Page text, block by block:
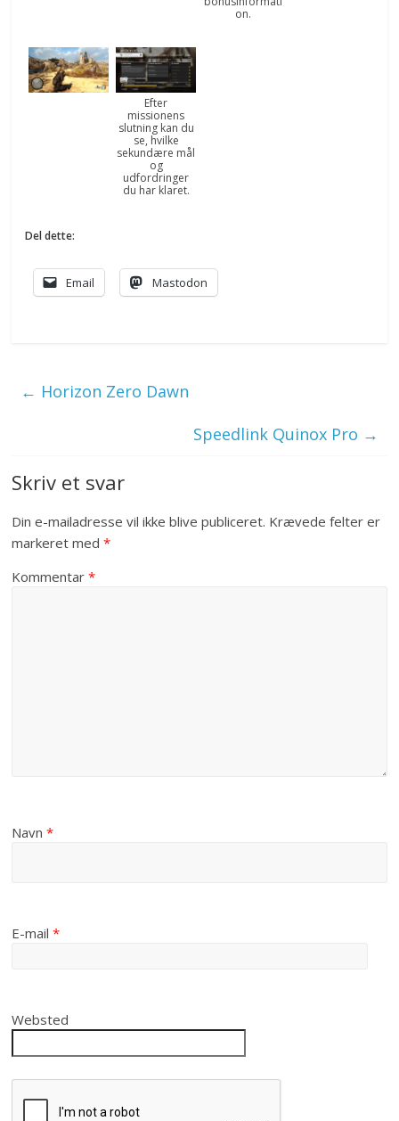
on.
Efter
missionens
slutning kan du
se, hvilke
sekundære mål
og
udfordringer
du har klaret.
Del dette:
Email Mastodon
← Horizon Zero Dawn
Speedlink Quinox Pro →
Skriv et svar
Din e-mailadresse vil ikke blive publiceret. Krævede felter er
markeret med*
Kommentar*
Navn*
E-mail*
Websted